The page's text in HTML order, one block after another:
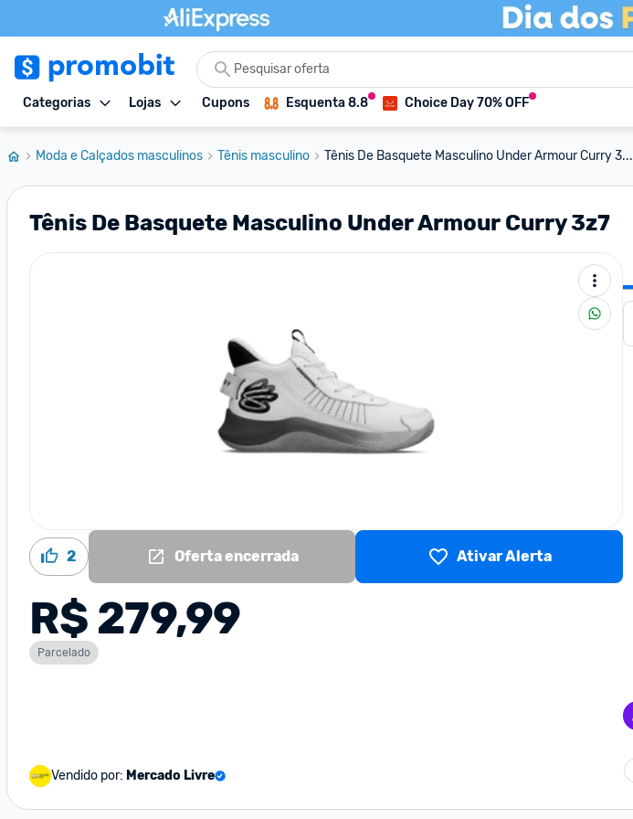
Categorias Lojas Cupons Esquenta 8.8 Choice Day 70% OFF
Moda e Calçados masculinos Tênis masculino Tênis De Basquete Masculino Under Armour Curry 3...
Tênis De Basquete Masculino Under Armour Curry 3z7
2 Oferta encerrada Ativar Alerta
R$ 279,99
Parcelado
Vendido por: Mercado Livre